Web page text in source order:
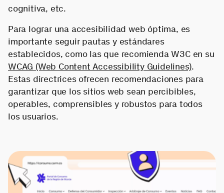
cognitiva, etc.
Para lograr una accesibilidad web óptima, es
importante seguir pautas y estándares
establecidos, como las que recomienda W3C en su
WCAG (Web Content Accessibility Guidelines).
Estas directrices ofrecen recomendaciones para
garantizar que los sitios web sean percibibles,
operables, comprensibles y robustos para todos
los usuarios.